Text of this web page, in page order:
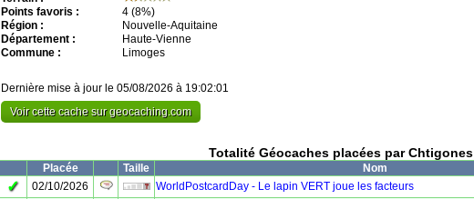
Points favoris :
4 (8%)
Région :
Nouvelle-Aquitaine
Département :
Haute-Vienne
Commune :
Limoges
Dernière mise à jour le 05/08/2026 à 19:02:01
Voir cette cache sur geocaching.com
Totalité Géocaches placées par Chtigones
Placée Taille Nom
✓ 02/10/2026
WorldPostcardDay - Le lapin VERT joue les facteurs